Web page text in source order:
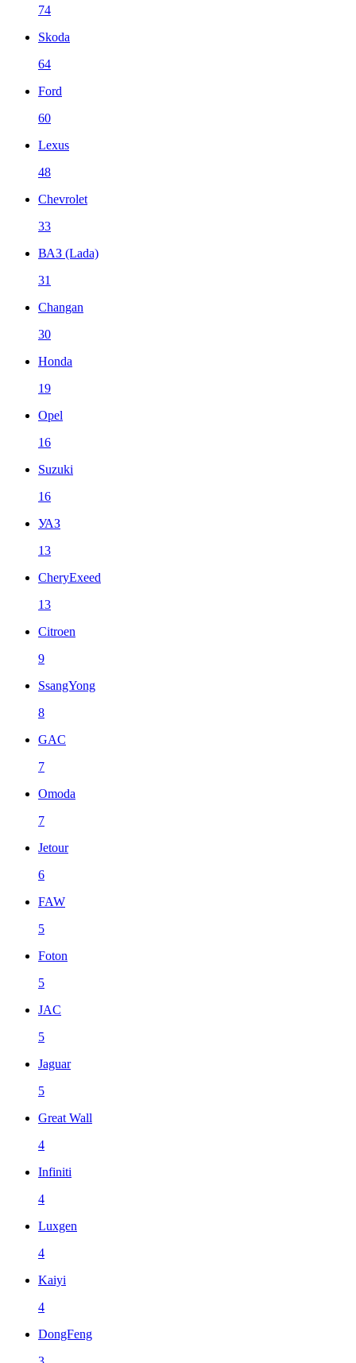
74
Skoda
64
Ford
60
Lexus
48
Chevrolet
33
ВАЗ (Lada)
31
Changan
30
Honda
19
Opel
16
Suzuki
16
УАЗ
13
CheryExeed
13
Citroen
9
SsangYong
8
GAC
7
Omoda
7
Jetour
6
FAW
5
Foton
5
JAC
5
Jaguar
5
Great Wall
4
Infiniti
4
Luxgen
4
Kaiyi
4
DongFeng